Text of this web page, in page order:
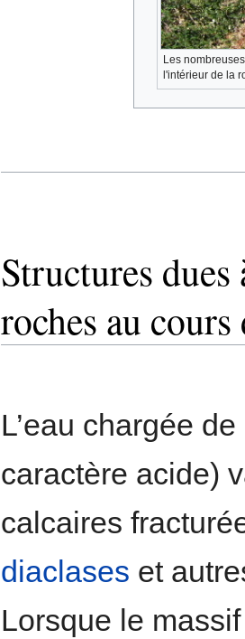
Les
l'intérieur de la
Structures dues
roches au
L’eau chargée
caractère acide)
calcaires
diaclases et
Lorsque le